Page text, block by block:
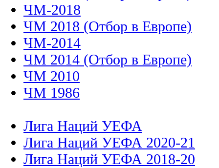
ЧМ-2018
ЧМ 2018 (Отбор в Европе)
ЧМ-2014
ЧМ 2014 (Отбор в Европе)
ЧМ 2010
ЧМ 1986
Лига Наций УЕФА
Лига Наций УЕФА 2020-21
Лига Наций УЕФА 2018-20